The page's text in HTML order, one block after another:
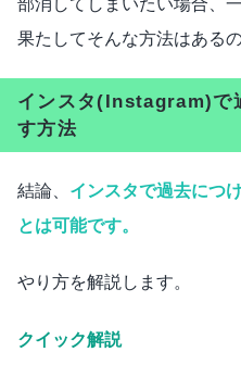
部消してしまいたい場合、
果たしてそんな方法はある
インスタ(Instagram)で
す方法
結論、 インスタで過去につ
とは可能です。
やり方を解説します。
クイック解説